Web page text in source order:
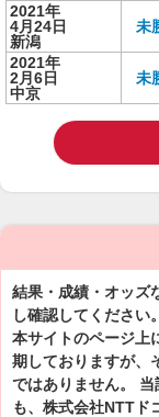
2021年
4月24日
新潟
未
2021年
2月6日
中京
未
結果・成績・オッズ
し確認してください。
本サイトのページ上
期しておりますが、
ではありません。
も、株式会社NTTド